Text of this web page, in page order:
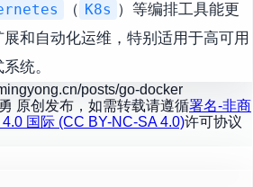
（ K8s ）等编排工具能更
和自动化运维，特别适用于高可用
统。
posts/go-docker
原创发布，如需转载请遵循署名-非商
国际 (CC BY-NC-SA 4.0)许可协议